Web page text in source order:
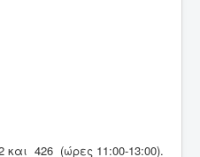
και 426 (ώρες 11:00-13:00).